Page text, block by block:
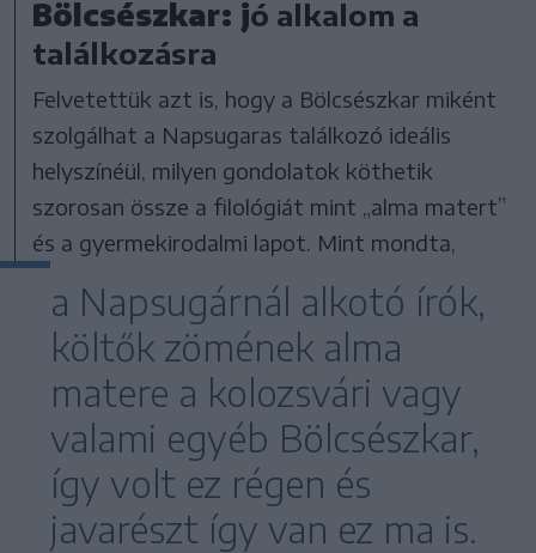
Bölcsészkar: jó alkalom a
találkozásra
Felvetettük azt is, hogy a Bölcsészkar miként
szolgálhat a Napsugaras találkozó ideális
helyszínéül, milyen gondolatok köthetik
szorosan össze a filológiát mint „alma matert”
és a gyermekirodalmi lapot. Mint mondta,
a Napsugárnál alkotó írók,
költők zömének alma
matere a kolozsvári vagy
valami egyéb Bölcsészkar,
így volt ez régen és
javarészt így van ez ma is.